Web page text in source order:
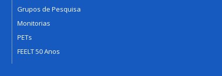
Grupos de Pesquisa
Monitorias
PETs
FEELT 50 Anos